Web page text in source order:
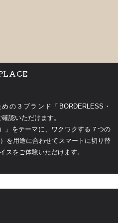
の３ブランド「BORDERLESS・
認いただけます。
」をテーマに、ワクワクする７つの
を用途に合わせてスマートに切り替
スをご体験いただけます。